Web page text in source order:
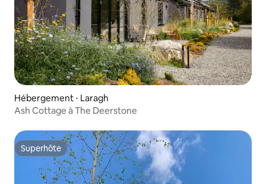
Hébergement ⋅ Laragh
Ash Cottage à The Deerstone
Superhôte
Superhôte